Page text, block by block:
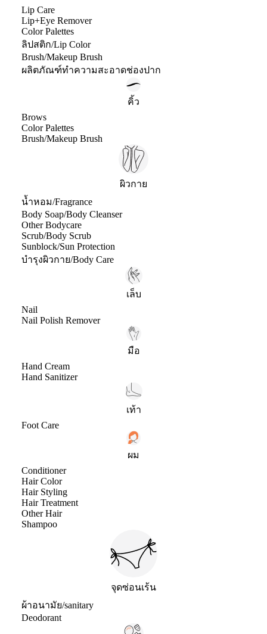
Lip Care
Lip+Eye Remover
Color Palettes
ลิปสติก/Lip Color
Brush/Makeup Brush
ผลิตภัณฑ์ทำความสะอาดช่องปาก
คิ้ว
Brows
Color Palettes
Brush/Makeup Brush
ผิวกาย
น้ำหอม/Fragrance
Body Soap/Body Cleanser
Other Bodycare
Scrub/Body Scrub
Sunblock/Sun Protection
บำรุงผิวกาย/Body Care
เล็บ
Nail
Nail Polish Remover
มือ
Hand Cream
Hand Sanitizer
เท้า
Foot Care
ผม
Conditioner
Hair Color
Hair Styling
Hair Treatment
Other Hair
Shampoo
จุดซ่อนเร้น
ผ้าอนามัย/sanitary
Deodorant